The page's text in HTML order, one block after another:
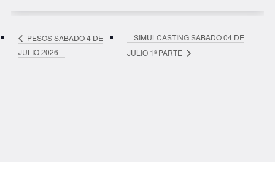
PESOS SABADO 4 DE
JULIO 2026
SIMULCASTING SABADO 04 DE
JULIO 1ª PARTE